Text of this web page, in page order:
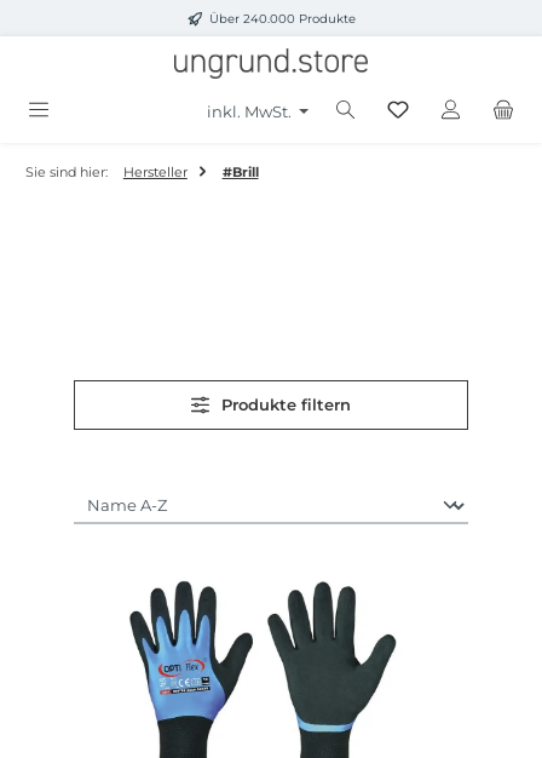
Zum Hauptinhalt springenÜber 240.000 Produkte
inkl. MwSt.
Sie sind hier: Hersteller #Brill
Produkte filtern